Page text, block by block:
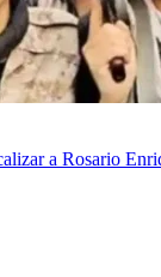
a Rosario